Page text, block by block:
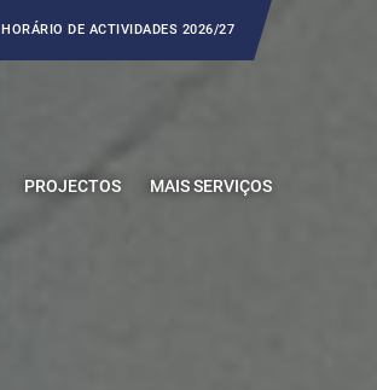
HORÁRIO DE ACTIVIDADES 2026/27
PROJECTOS MAIS SERVIÇOS